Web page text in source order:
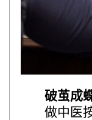
破茧成
做中医按